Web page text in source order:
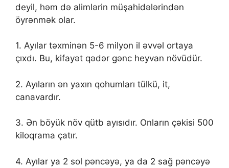
deyil, həm də alimlərin müşahidələrindən
öyrənmək olar.
1. Ayılar təxminən 5-6 milyon il əvvəl ortaya
çıxdı. Bu, kifayət qədər gənc heyvan növüdür.
2. Ayıların ən yaxın qohumları tülkü, it,
canavardır.
3. Ən böyük növ qütb ayısıdır. Onların çəkisi 500
kiloqrama çatır.
4. Ayılar ya 2 sol pəncəyə, ya da 2 sağ pəncəyə